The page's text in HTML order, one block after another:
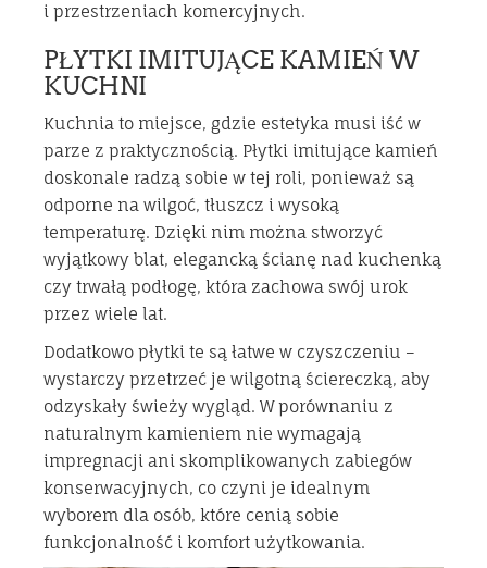
i przestrzeniach komercyjnych.
PŁYTKI IMITUJĄCE KAMIEŃ W
KUCHNI
Kuchnia to miejsce, gdzie estetyka musi iść w
parze z praktycznością. Płytki imitujące kamień
doskonale radzą sobie w tej roli, ponieważ są
odporne na wilgoć, tłuszcz i wysoką
temperaturę. Dzięki nim można stworzyć
wyjątkowy blat, elegancką ścianę nad kuchenką
czy trwałą podłogę, która zachowa swój urok
przez wiele lat.
Dodatkowo płytki te są łatwe w czyszczeniu –
wystarczy przetrzeć je wilgotną ściereczką, aby
odzyskały świeży wygląd. W porównaniu z
naturalnym kamieniem nie wymagają
impregnacji ani skomplikowanych zabiegów
konserwacyjnych, co czyni je idealnym
wyborem dla osób, które cenią sobie
funkcjonalność i komfort użytkowania.